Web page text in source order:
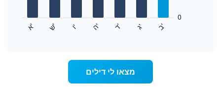
התרשים
התרשים
ב
' ג
' ד
' ה
' ו
' ש
' א
'
0
מצאו לי דילים